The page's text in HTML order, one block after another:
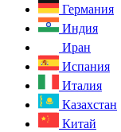
Германия
Индия
Иран
Испания
Италия
Казахстан
Китай